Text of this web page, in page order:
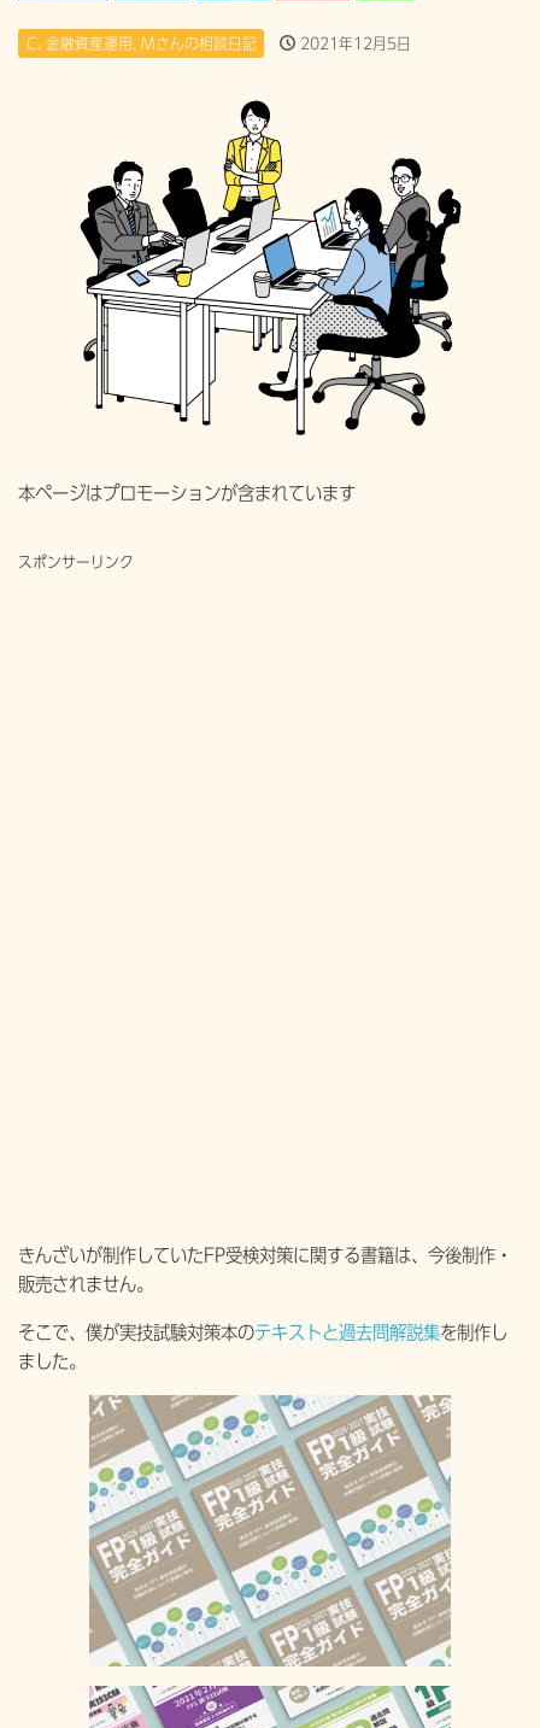
C. 金融資産運用 , Mさんの相談日記 2021年12月5日
本ページはプロモーションが含まれています
スポンサーリンク
きんざいが制作していたFP受検対策に関する書籍は、今後制作・
販売されません。
そこで、僕が実技試験対策本のテキストと過去問解説集を制作し
ました。